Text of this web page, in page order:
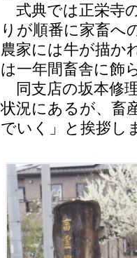
式典では正栄寺
りが順番に家畜へ
農家には牛が描か
は一年間畜舎に飾
同支店の坂本修
状況にあるが、畜
でいく」と挨拶し